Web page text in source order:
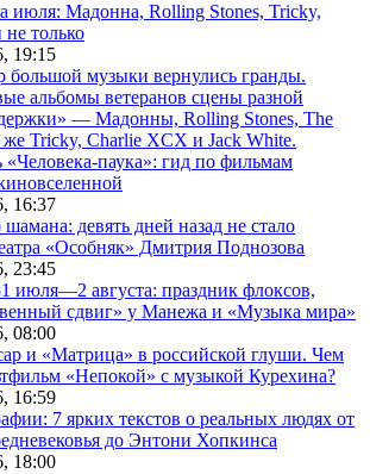
июля: Мадонна, Rolling Stones, Tricky,
только
19:15
музыки вернулись гранды.
альбомы ветеранов сцены разной
— Мадонны, Rolling Stones, The
же Tricky, Charlie XCX и Jack White.
«Человека-паука»: гид по фильмам
16:37
шамана: девять дней назад не стало
«Особняк» Дмитрия Поднозова
23:45
июля—2 августа: праздник флоксов,
сдвиг» у Манежа и «Музыка мира»
08:00
и «Матрица» в российской глуши. Чем
«Непокой» с музыкой Курехина?
16:59
7 ярких текстов о реальных людях от
до Энтони Хопкинса
18:00